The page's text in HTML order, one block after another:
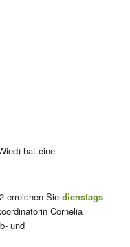
hat eine
erreichen Sie dienstags
Cornelia
und